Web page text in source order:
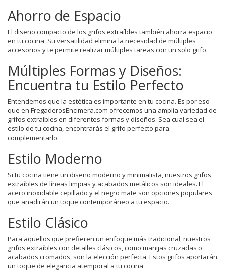
Ahorro de Espacio
El diseño compacto de los grifos extraíbles también ahorra espacio
en tu cocina. Su versatilidad elimina la necesidad de múltiples
accesorios y te permite realizar múltiples tareas con un solo grifo.
Múltiples Formas y Diseños:
Encuentra tu Estilo Perfecto
Entendemos que la estética es importante en tu cocina. Es por eso
que en FregaderosEncimera.com ofrecemos una amplia variedad de
grifos extraíbles en diferentes formas y diseños. Sea cual sea el
estilo de tu cocina, encontrarás el grifo perfecto para
complementarlo.
Estilo Moderno
Si tu cocina tiene un diseño moderno y minimalista, nuestros grifos
extraíbles de líneas limpias y acabados metálicos son ideales. El
acero inoxidable cepillado y el negro mate son opciones populares
que añadirán un toque contemporáneo a tu espacio.
Estilo Clásico
Para aquellos que prefieren un enfoque más tradicional, nuestros
grifos extraíbles con detalles clásicos, como manijas cruzadas o
acabados cromados, son la elección perfecta. Estos grifos aportarán
un toque de elegancia atemporal a tu cocina.